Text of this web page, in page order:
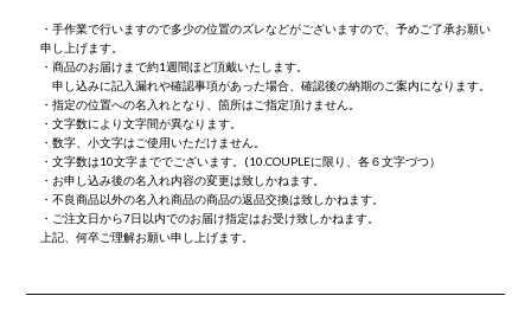
・手作業で行いますので多少の位置のズレなどがございますので、予めご了承お願い
申し上げます。
・商品のお届けまで約1週間ほど頂戴いたします。
申し込みに記入漏れや確認事項があった場合、確認後の納期のご案内になります。
・指定の位置への名入れとなり、箇所はご指定頂けません。
・文字数により文字間が異なります。
・数字、小文字はご使用いただけません。
・文字数は10文字まででございます。(10.COUPLEに限り、各６文字づつ）
・お申し込み後の名入れ内容の変更は致しかねます。
・不良商品以外の名入れ商品の商品の返品交換は致しかねます。
・ご注文日から7日以内でのお届け指定はお受け致しかねます。
上記、何卒ご理解お願い申し上げます。